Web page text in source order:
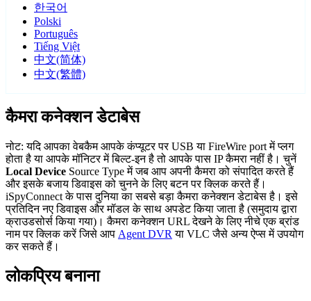
한국어
Polski
Português
Tiếng Việt
中文(简体)
中文(繁體)
कैमरा कनेक्शन डेटाबेस
नोट: यदि आपका वेबकैम आपके कंप्यूटर पर USB या FireWire port में प्लग
होता है या आपके मॉनिटर में बिल्ट-इन है तो आपके पास IP कैमरा नहीं है। चुनें
Local Device Source Type में जब आप अपनी कैमरा को संपादित करते हैं
और इसके बजाय डिवाइस को चुनने के लिए बटन पर क्लिक करते हैं।
iSpyConnect के पास दुनिया का सबसे बड़ा कैमरा कनेक्शन डेटाबेस है। इसे
प्रतिदिन नए डिवाइस और मॉडल के साथ अपडेट किया जाता है (समुदाय द्वारा
क्राउडसोर्स किया गया)। कैमरा कनेक्शन URL देखने के लिए नीचे एक ब्रांड
नाम पर क्लिक करें जिसे आप Agent DVR या VLC जैसे अन्य ऐप्स में उपयोग
कर सकते हैं।
लोकप्रिय बनाना